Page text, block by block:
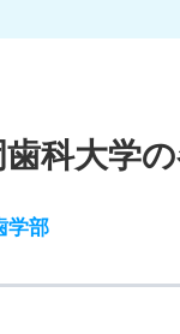
科大学
学部